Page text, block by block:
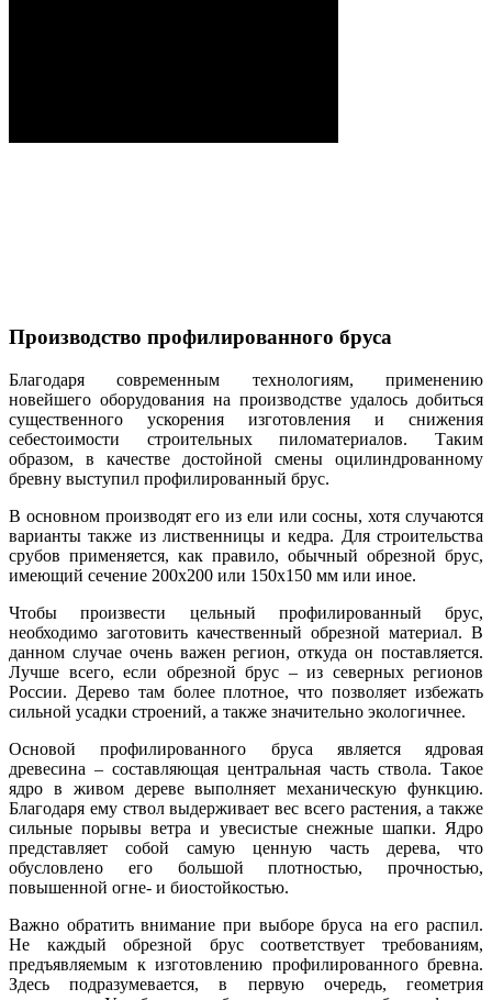
Производство профилированного бруса
Благодаря современным технологиям, применению
новейшего оборудования на производстве удалось добиться
существенного ускорения изготовления и снижения
себестоимости строительных пиломатериалов. Таким
образом, в качестве достойной смены оцилиндрованному
бревну выступил профилированный брус.
В основном производят его из ели или сосны, хотя случаются
варианты также из лиственницы и кедра. Для строительства
срубов применяется, как правило, обычный обрезной брус,
имеющий сечение 200х200 или 150х150 мм или иное.
Чтобы произвести цельный профилированный брус,
необходимо заготовить качественный обрезной материал. В
данном случае очень важен регион, откуда он поставляется.
Лучше всего, если обрезной брус – из северных регионов
России. Дерево там более плотное, что позволяет избежать
сильной усадки строений, а также значительно экологичнее.
Основой профилированного бруса является ядровая
древесина – составляющая центральная часть ствола. Такое
ядро в живом дереве выполняет механическую функцию.
Благодаря ему ствол выдерживает вес всего растения, а также
сильные порывы ветра и увесистые снежные шапки. Ядро
представляет собой самую ценную часть дерева, что
обусловлено его большой плотностью, прочностью,
повышенной огне- и биостойкостью.
Важно обратить внимание при выборе бруса на его распил.
Не каждый обрезной брус соответствует требованиям,
предъявляемым к изготовлению профилированного бревна.
Здесь подразумевается, в первую очередь, геометрия